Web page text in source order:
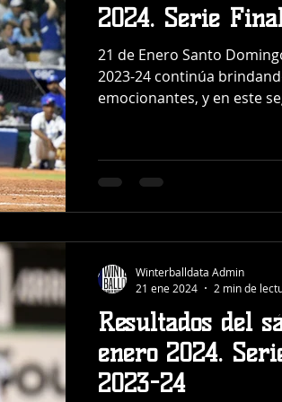
2024. Serie
21 de Enero Santo
2023-24 continúa
emocionantes, y en este
Resultados del
enero 2024.
2023-24
Winterballdata Admin
21 ene 2024
2 min de